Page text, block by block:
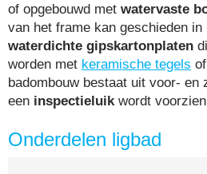
of opgebouwd met watervaste
van het frame kan geschieden in
waterdichte gipskartonplaten
worden met keramische tegels
badombouw bestaat uit voor- en
een inspectieluikwordt
Onderdelen ligbad